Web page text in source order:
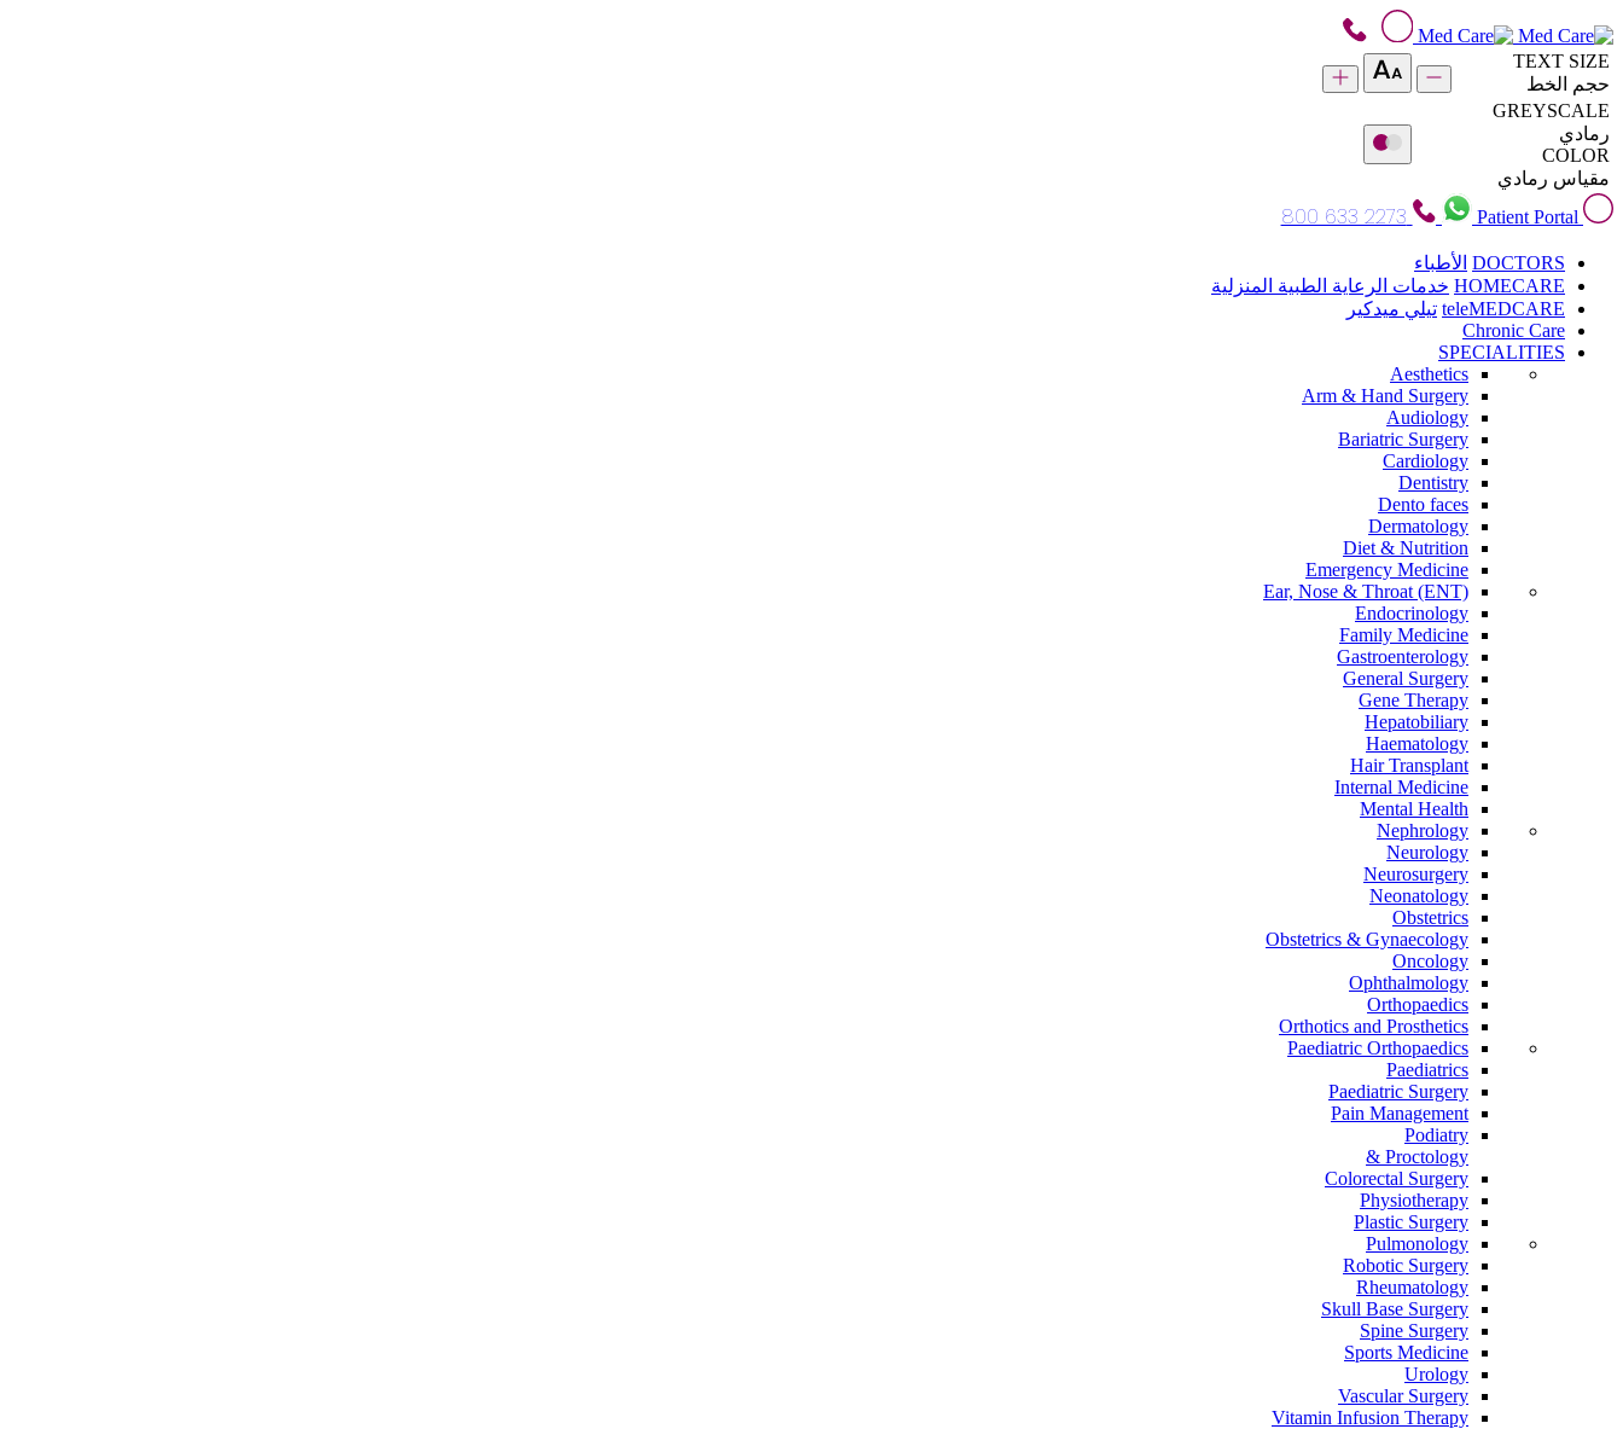
TEXT SIZE
حجم الخط
GREYSCALE
رمادي
COLOR
مقياس رمادي
Patient Portal
800 633 2273
DOCTORS الأطباء
HOMECARE خدمات الرعاية الطبية المنزلية
teleMEDCARE تيلي ميدكير
Chronic Care
SPECIALITIES
Aesthetics
Arm & Hand Surgery
Audiology
Bariatric Surgery
Cardiology
Dentistry
Dento faces
Dermatology
Diet & Nutrition
Emergency Medicine
Ear, Nose & Throat (ENT)
Endocrinology
Family Medicine
Gastroenterology
General Surgery
Gene Therapy
Hepatobiliary
Haematology
Hair Transplant
Internal Medicine
Mental Health
Nephrology
Neurology
Neurosurgery
Neonatology
Obstetrics
Obstetrics & Gynaecology
Oncology
Ophthalmology
Orthopaedics
Orthotics and Prosthetics
Paediatric Orthopaedics
Paediatrics
Paediatric Surgery
Pain Management
Podiatry
Proctology &
Colorectal Surgery
Physiotherapy
Plastic Surgery
Pulmonology
Robotic Surgery
Rheumatology
Skull Base Surgery
Spine Surgery
Sports Medicine
Urology
Vascular Surgery
Vitamin Infusion Therapy